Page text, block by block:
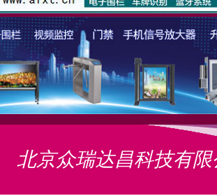
北京众瑞达昌科技有限